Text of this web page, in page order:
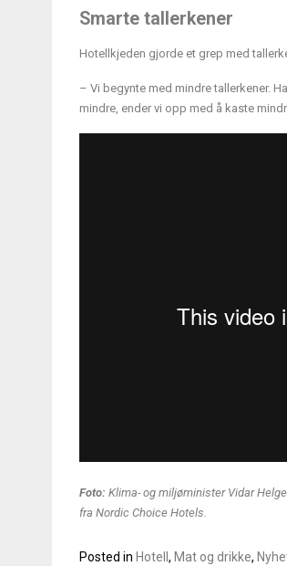
Smarte tallerkener
Hotellkjeden gjorde et grep med
– Vi begynte med mindre tallerkener.
mindre, ender vi opp med å kaste
Foto: Klima- og miljøminister Vidar
fra Nordic Choice Hotels.
Posted in Hotell , Mat og drikke,